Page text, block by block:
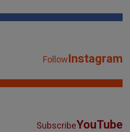
FollowInstagram
SubscribeYouTube